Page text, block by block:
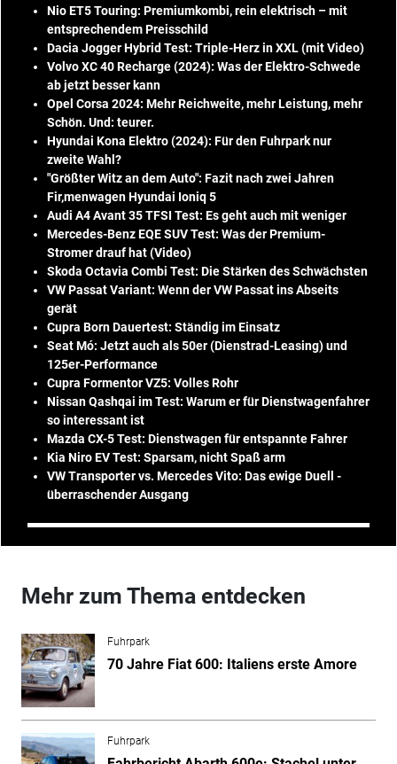
Nio ET5 Touring: Premiumkombi, rein elektrisch – mit
entsprechendem Preisschild
Dacia Jogger Hybrid Test: Triple-Herz in XXL (mit Video)
Volvo XC 40 Recharge (2024): Was der Elektro-Schwede
ab jetzt besser kann
Opel Corsa 2024: Mehr Reichweite, mehr Leistung, mehr
Schön. Und: teurer.
Hyundai Kona Elektro (2024): Für den Fuhrpark nur
zweite Wahl?
"Größter Witz an dem Auto": Fazit nach zwei Jahren
Fir,menwagen Hyundai Ioniq 5
Audi A4 Avant 35 TFSI Test: Es geht auch mit weniger
Mercedes-Benz EQE SUV Test: Was der Premium-
Stromer drauf hat (Video)
Skoda Octavia Combi Test: Die Stärken des Schwächsten
VW Passat Variant: Wenn der VW Passat ins Abseits
gerät
Cupra Born Dauertest: Ständig im Einsatz
Seat Mó: Jetzt auch als 50er (Dienstrad-Leasing) und
125er-Performance
Cupra Formentor VZ5: Volles Rohr
Nissan Qashqai im Test: Warum er für Dienstwagenfahrer
so interessant ist
Mazda CX-5 Test: Dienstwagen für entspannte Fahrer
Kia Niro EV Test: Sparsam, nicht Spaß arm
VW Transporter vs. Mercedes Vito: Das ewige Duell -
überraschender Ausgang
Mehr zum Thema entdecken
Fuhrpark
70 Jahre Fiat 600: Italiens erste Amore
Fuhrpark